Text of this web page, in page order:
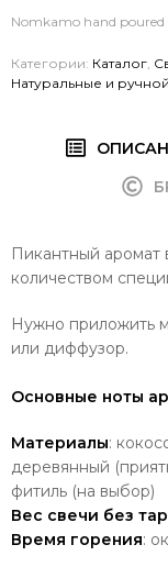
Nomkamo hand poured
Категории: Каталог
Натуральные и
Пикантный аромат
количеством
Нужно приложить
или диффузор.
Основные ноты
Материалы:
деревянный
фитиль (на выбор)
Вес свечи без
Время горения: